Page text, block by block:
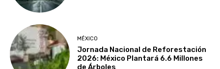
MÉXICO
Jornada Nacional de Reforestación
2026: México Plantará 6.6 Millones
de Árboles